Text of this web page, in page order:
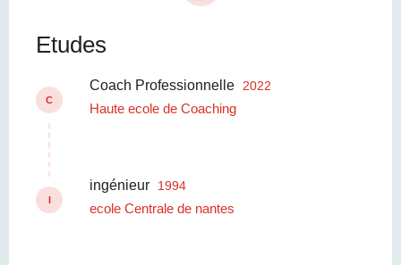
Etudes
C
Coach Professionnelle 2022
Haute ecole de Coaching
I
ingénieur 1994
ecole Centrale de nantes